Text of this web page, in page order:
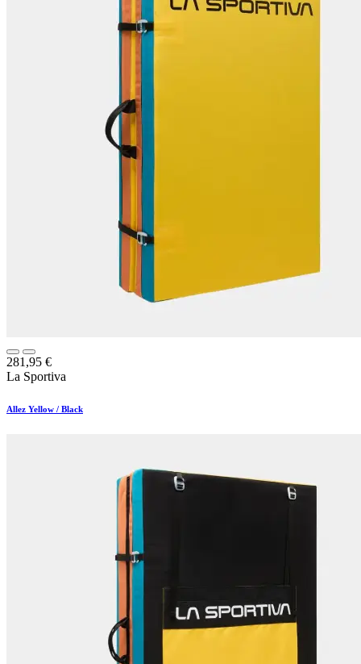
281,95 €
La Sportiva
Allez Yellow / Black